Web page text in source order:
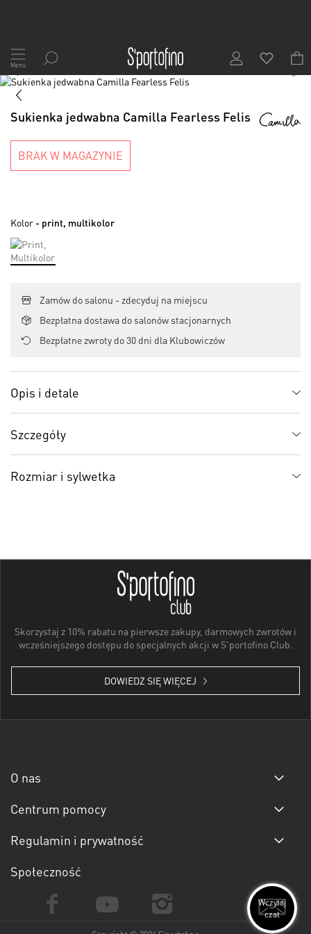
Przejdź
do
treści
Menu
Skip
end
images
gallery
1/7
Skip
the
images
Sukienka jedwabna Camilla Fearless Felis
BRAK W MAGAZYNIE
Kolor - print, multikolor
Zamów do salonu - zdecyduj na miejscu
Bezpłatna dostawa do salonów stacjonarnych
Bezpłatne zwroty do 30 dni dla Klubowiczów
Opis i detale
Szczegóły
Rozmiar i sylwetka
Skorzystaj z 10% rabatu na pierwsze zakupy, darmowych zwrotów i
wcześniejszego dostępu do specjalnych akcji w S'portofino Club.
DOWIEDZ SIĘ WIĘCEJ
O nas
Centrum pomocy
Regulamin i prywatność
Społeczność
Wczytaj
czat